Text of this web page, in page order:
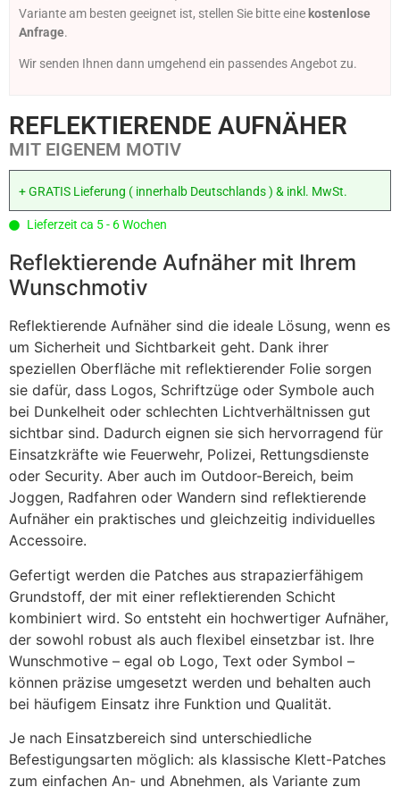
Variante am besten geeignet ist, stellen Sie bitte einekostenlose
Anfrage.
Wir senden Ihnen dann umgehend ein passendes Angebot zu.
REFLEKTIERENDE AUFNÄHER
MIT EIGENEM MOTIV
+ GRATIS Lieferung ( innerhalb Deutschlands ) & inkl. MwSt.
Lieferzeit ca 5 - 6 Wochen
Reflektierende Aufnäher mit Ihrem
Wunschmotiv
Reflektierende Aufnäher sind die ideale Lösung, wenn es
um Sicherheit und Sichtbarkeit geht. Dank ihrer
speziellen Oberfläche mit reflektierender Folie sorgen
sie dafür, dass Logos, Schriftzüge oder Symbole auch
bei Dunkelheit oder schlechten Lichtverhältnissen gut
sichtbar sind. Dadurch eignen sie sich hervorragend für
Einsatzkräfte wie Feuerwehr, Polizei, Rettungsdienste
oder Security. Aber auch im Outdoor-Bereich, beim
Joggen, Radfahren oder Wandern sind reflektierende
Aufnäher ein praktisches und gleichzeitig individuelles
Accessoire.
Gefertigt werden die Patches aus strapazierfähigem
Grundstoff, der mit einer reflektierenden Schicht
kombiniert wird. So entsteht ein hochwertiger Aufnäher,
der sowohl robust als auch flexibel einsetzbar ist. Ihre
Wunschmotive – egal ob Logo, Text oder Symbol –
können präzise umgesetzt werden und behalten auch
bei häufigem Einsatz ihre Funktion und Qualität.
Je nach Einsatzbereich sind unterschiedliche
Befestigungsarten möglich: als klassische Klett-Patches
zum einfachen An- und Abnehmen, als Variante zum